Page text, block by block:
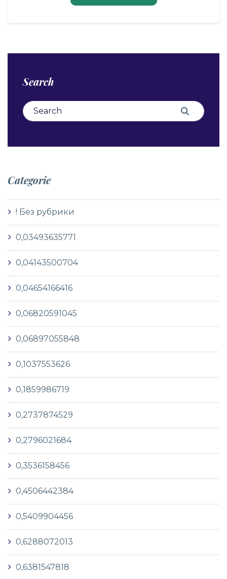
Search
Search for: Search
Categorie
! Без рубрики
0,03493635771
0,04143500704
0,04654166416
0,06820591045
0,06897055848
0,1037553626
0,1859986719
0,2737874529
0,2796021684
0,3536158456
0,4506442384
0,5409904456
0,6288072013
0,6381547818